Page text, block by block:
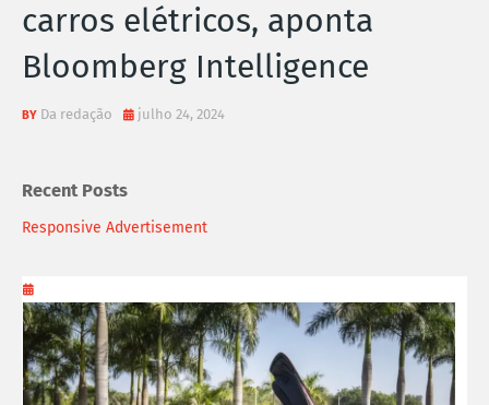
N
O
I
A
carros elétricos, aponta
Bloomberg Intelligence
Da redação julho 24, 2024
Recent Posts
Responsive Advertisement